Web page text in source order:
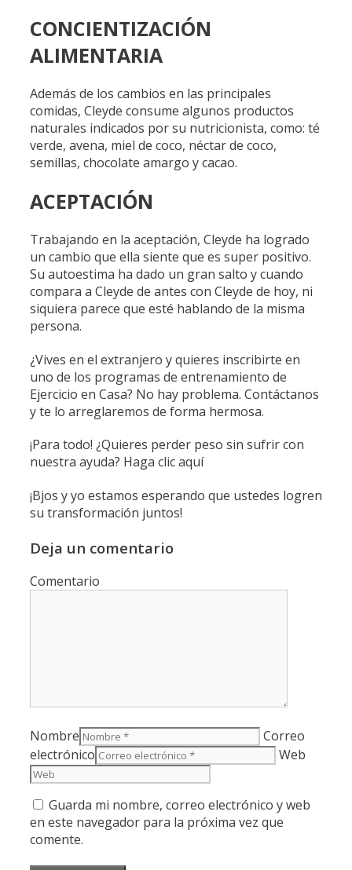
CONCIENTIZACIÓN
ALIMENTARIA
Además de los cambios en las principales
comidas, Cleyde consume algunos productos
naturales indicados por su nutricionista, como: té
verde, avena, miel de coco, néctar de coco,
semillas, chocolate amargo y cacao.
ACEPTACIÓN
Trabajando en la aceptación, Cleyde ha logrado
un cambio que ella siente que es super positivo.
Su autoestima ha dado un gran salto y cuando
compara a Cleyde de antes con Cleyde de hoy, ni
siquiera parece que esté hablando de la misma
persona.
¿Vives en el extranjero y quieres inscribirte en
uno de los programas de entrenamiento de
Ejercicio en Casa? No hay problema. Contáctanos
y te lo arreglaremos de forma hermosa.
¡Para todo! ¿Quieres perder peso sin sufrir con
nuestra ayuda? Haga clic aquí
¡Bjos y yo estamos esperando que ustedes logren
su transformación juntos!
Deja un comentario
Comentario
Nombre
Correo
electrónico
Web
Guarda mi nombre, correo electrónico y web
en este navegador para la próxima vez que
comente.